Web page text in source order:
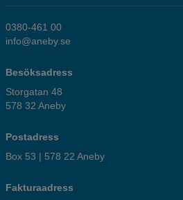
0380-461 00
info@aneby.se
Besöksadress
Storgatan 48
578 32 Aneby
Postadress
Box 53 | 578 22 Aneby
Fakturaadress